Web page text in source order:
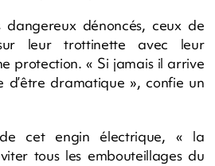
dangereux dénoncés, ceux de
leur trottinette avec leur
protection. « Si jamais il arrive
d’être dramatique », confie un
cet engin électrique, « la
tous les embouteillages du